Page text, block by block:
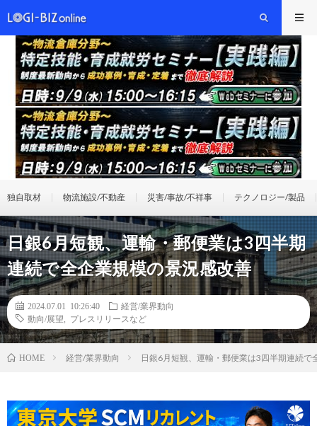
独自取材 物流施設/不動産 災害/事故/不祥事 テクノロジー/製品
日銀6月短観、運輸・郵便業は3四半期
連続で全企業規模の景況感改善
2024.07.01 10:26:40
経営/業界動向
動向/展望
プレスリリースなど
HOME 経営/業界動向 日銀6月短観、運輸・郵便業は3四半期連続で